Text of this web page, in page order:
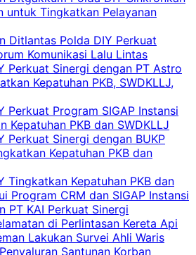
untuk Tingkatkan Pelayanan
Ditlantas Polda DIY Perkuat
Komunikasi Lalu Lintas
Perkuat Sinergi dengan PT Astro
Kepatuhan PKB, SWDKLLJ,
Perkuat Program SIGAP Instansi
Kepatuhan PKB dan SWDKLLJ
Perkuat Sinergi dengan BUKP
Kepatuhan PKB dan
Tingkatkan Kepatuhan PKB dan
Program CRM dan SIGAP Instansi
PT KAI Perkuat Sinergi
di Perlintasan Kereta Api
Lakukan Survei Ahli Waris
Santunan Korban